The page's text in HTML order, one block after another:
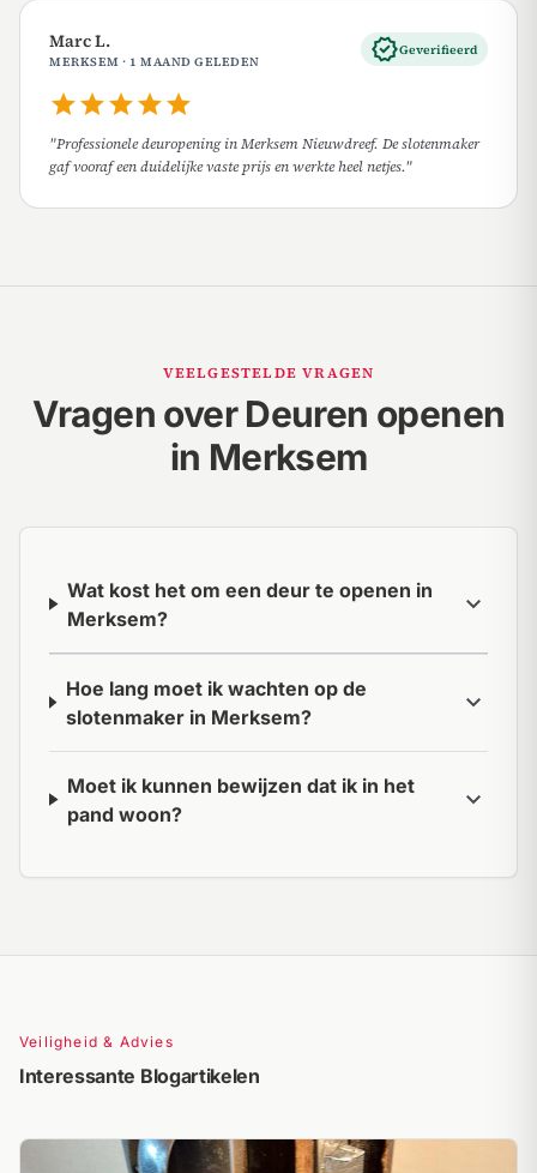
Marc L.
MERKSEM · 1 MAAND GELEDEN verifiedGeverifieerd
starstarstarstarstar
"Professionele deuropening in Merksem Nieuwdreef. De slotenmaker
gaf vooraf een duidelijke vaste prijs en werkte heel netjes."
VEELGESTELDE VRAGEN
Vragen over Deuren openen
in Merksem
Wat kost het om een deur te openen in
Merksem?
expand_more
Hoe lang moet ik wachten op de
slotenmaker in Merksem?
expand_more
Moet ik kunnen bewijzen dat ik in het
pand woon?
expand_more
Veiligheid & Advies
Interessante Blogartikelen